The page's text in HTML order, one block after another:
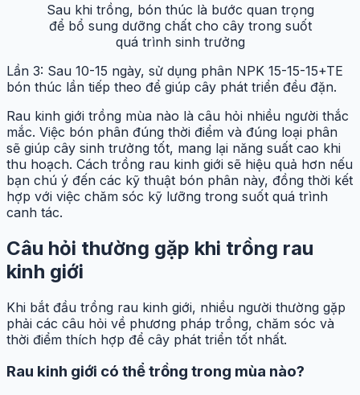
Sau khi trồng, bón thúc là bước quan trọng
để bổ sung dưỡng chất cho cây trong suốt
quá trình sinh trưởng
Lần 3: Sau 10-15 ngày, sử dụng phân NPK 15-15-15+TE
bón thúc lần tiếp theo để giúp cây phát triển đều đặn.
Rau kinh giới trồng mùa nào là câu hỏi nhiều người thắc
mắc. Việc bón phân đúng thời điểm và đúng loại phân
sẽ giúp cây sinh trưởng tốt, mang lại năng suất cao khi
thu hoạch. Cách trồng rau kinh giới sẽ hiệu quả hơn nếu
bạn chú ý đến các kỹ thuật bón phân này, đồng thời kết
hợp với việc chăm sóc kỹ lưỡng trong suốt quá trình
canh tác.
Câu hỏi thường gặp khi trồng rau
kinh giới
Khi bắt đầu trồng rau kinh giới, nhiều người thường gặp
phải các câu hỏi về phương pháp trồng, chăm sóc và
thời điểm thích hợp để cây phát triển tốt nhất.
Rau kinh giới có thể trồng trong mùa nào?